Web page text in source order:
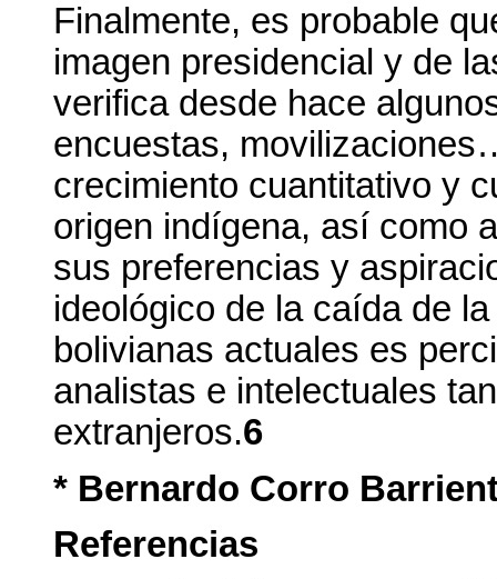
Finalmente, es probable
imagen presidencial y de
verifica desde hace
encuestas,
crecimiento cuantitativo y
origen indígena, así como
sus preferencias y
ideológico de la caída de
bolivianas actuales es
analistas e intelectuales
extranjeros.6
* Bernardo Corro
Referencias